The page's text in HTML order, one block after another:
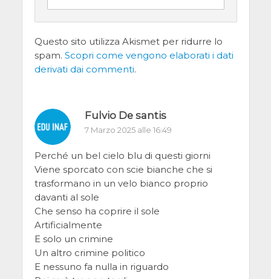
Questo sito utilizza Akismet per ridurre lo
spam. Scopri come vengono elaborati i dati
derivati dai commenti.
Fulvio De santis
7 Marzo 2025 alle 16:49
Perché un bel cielo blu di questi giorni
Viene sporcato con scie bianche che si
trasformano in un velo bianco proprio
davanti al sole
Che senso ha coprire il sole
Artificialmente
E solo un crimine
Un altro crimine politico
E nessuno fa nulla in riguardo